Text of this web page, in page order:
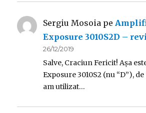
Sergiu Mosoia pe
Exposure 3010S2D –
26/12/2019
Salve, Craciun Fericit! Așa
Exposure 3010S2 (nu “D”),
am utilizat…